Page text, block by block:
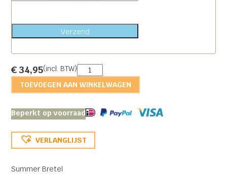
Verzend
€34,95(incl. BTW) Summer
aantal
TOEVOEGEN AAN WINKELWAGEN
Beperkt op voorraad
VERLANGLIJST
Summer Bretel